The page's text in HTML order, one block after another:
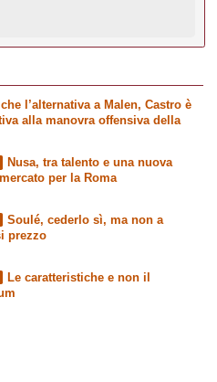
l’alternativa a Malen, Castro è
alla manovra offensiva della
Nusa, tra talento e una nuova
per la Roma
Soulé, cederlo sì, ma non a
prezzo
Le caratteristiche e non il